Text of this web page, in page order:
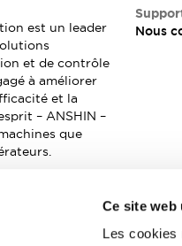
Ce site web
Les cookies
à la sécurité
de sécurité
normes
est un leader
et de contrôle
à améliorer
et la
– ANSHIN –
que
Nous